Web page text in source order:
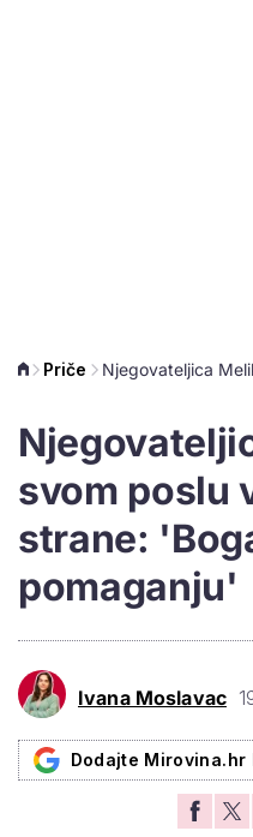
Priče
svom poslu
strane:
pomaganju'
Ivana Moslavac
Dodajte